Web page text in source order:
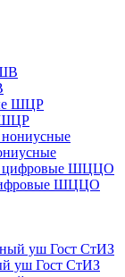
ШЦР
ШЦЦО
уш Гост СтИЗ